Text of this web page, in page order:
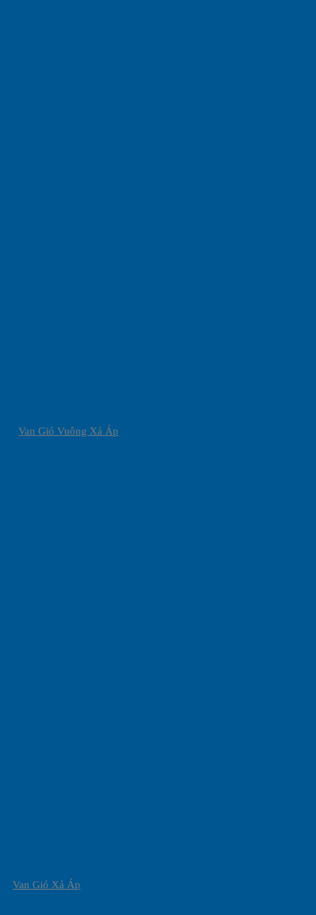
Van Gió Vuông Xả Áp
Van Gió Xả Áp